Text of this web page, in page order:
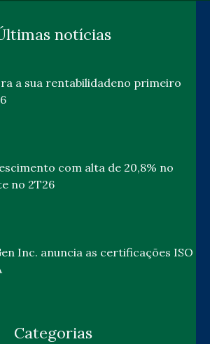
notícias
a sua rentabilidadeno primeiro
com alta de 20,8% no
no 2T26
Inc. anuncia as certificações ISO
Categorias